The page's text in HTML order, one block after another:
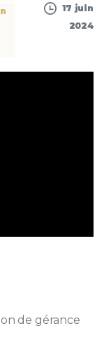
17 juin
2024
de gérance